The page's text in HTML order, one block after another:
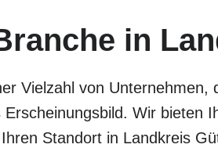
in
Vielzahl von
Wir bieten
Standort in Landkreis